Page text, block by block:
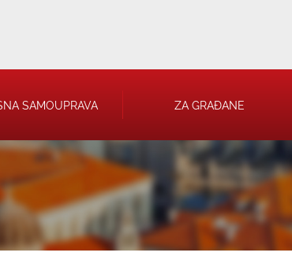
RJEŠENJA
I TRGOVAČKA
SAMOUPRAVA ZA GRAĐANE